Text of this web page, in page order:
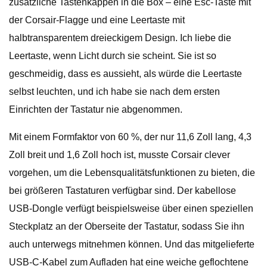
zusätzliche Tastenkappen in die Box – eine Esc-Taste mit
der Corsair-Flagge und eine Leertaste mit
halbtransparentem dreieckigem Design. Ich liebe die
Leertaste, wenn Licht durch sie scheint. Sie ist so
geschmeidig, dass es aussieht, als würde die Leertaste
selbst leuchten, und ich habe sie nach dem ersten
Einrichten der Tastatur nie abgenommen.
Mit einem Formfaktor von 60 %, der nur 11,6 Zoll lang, 4,3
Zoll breit und 1,6 Zoll hoch ist, musste Corsair clever
vorgehen, um die Lebensqualitätsfunktionen zu bieten, die
bei größeren Tastaturen verfügbar sind. Der kabellose
USB-Dongle verfügt beispielsweise über einen speziellen
Steckplatz an der Oberseite der Tastatur, sodass Sie ihn
auch unterwegs mitnehmen können. Und das mitgelieferte
USB-C-Kabel zum Aufladen hat eine weiche geflochtene